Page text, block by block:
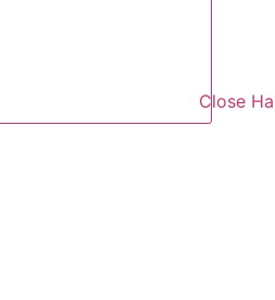
Close